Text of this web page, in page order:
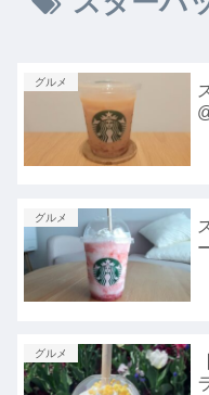
グルメ
グルメ
グルメ